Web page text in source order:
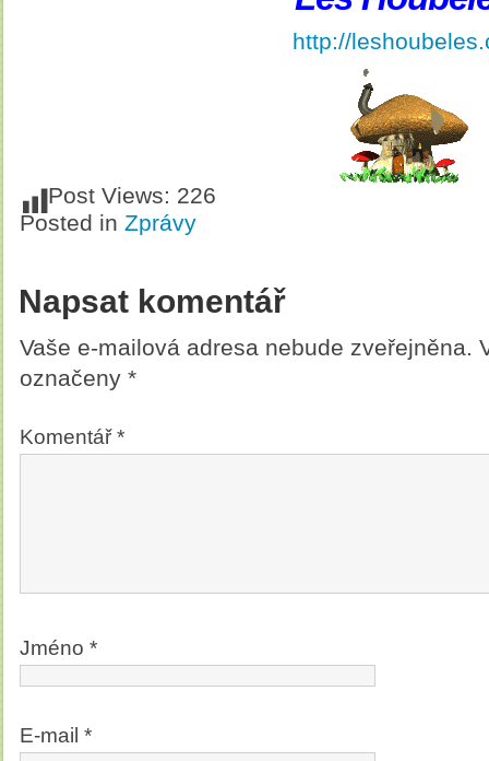
http://
Post Views: 226
Posted in Zprávy
Napsat komentář
Vaše e-mailová adresa nebude zveřejněna.
označeny *
Komentář*
Jméno *
E-mail *